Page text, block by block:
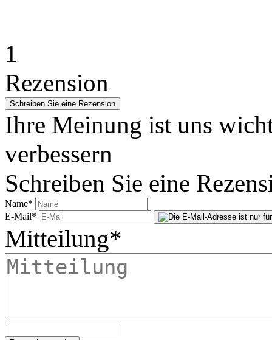
1
Rezension
Ihre Meinung ist uns
verbessern
Schreiben Sie eine
Name*
E-Mail*
Mitteilung*